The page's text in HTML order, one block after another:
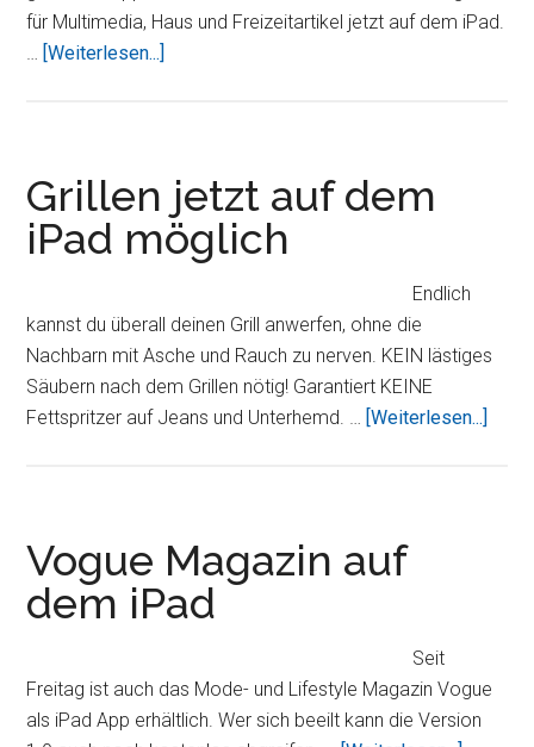
für Multimedia, Haus und Freizeitartikel jetzt auf dem iPad.
… [Weiterlesen...]
auf
dem
iPad
Grillen jetzt auf dem
iPad möglich
Endlich
kannst du überall deinen Grill anwerfen, ohne die
Nachbarn mit Asche und Rauch zu nerven. KEIN lästiges
Säubern nach dem Grillen nötig! Garantiert KEINE
Fettspritzer auf Jeans und Unterhemd. … [Weiterlesen...]
Vogue Magazin auf
dem iPad
Seit
Freitag ist auch das Mode- und Lifestyle Magazin Vogue
als iPad App erhältlich. Wer sich beeilt kann die Version